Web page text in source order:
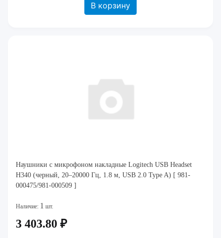
В корзину
Наушники с микрофоном накладные Logitech USB Headset
H340 (черный, 20–20000 Гц, 1.8 м, USB 2.0 Type A) [ 981-
000475/981-000509 ]
Наличие: 1 шт.
3 403.80 ₽